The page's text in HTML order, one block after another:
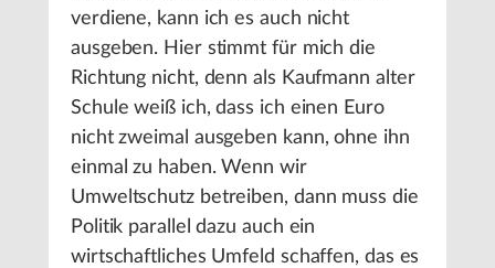
verdiene, kann ich es auch nicht
ausgeben. Hier stimmt für mich die
Richtung nicht, denn als Kaufmann alter
Schule weiß ich, dass ich einen Euro
nicht zweimal ausgeben kann, ohne ihn
einmal zu haben. Wenn wir
Umweltschutz betreiben, dann muss die
Politik parallel dazu auch ein
wirtschaftliches Umfeld schaffen, das es